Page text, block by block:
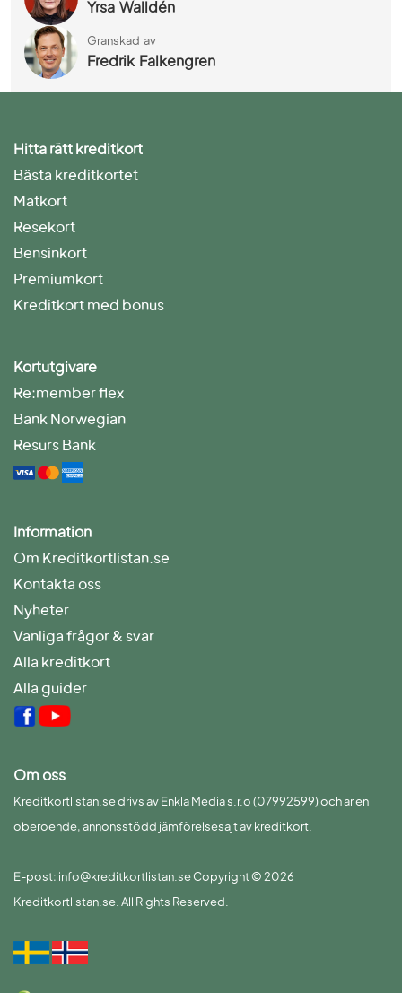
Yrsa Walldén
Granskad av
Fredrik Falkengren
Hitta rätt kreditkort
Bästa kreditkortet
Matkort
Resekort
Bensinkort
Premiumkort
Kreditkort med bonus
Kortutgivare
Re:member flex
Bank Norwegian
Resurs Bank
Information
Om Kreditkortlistan.se
Kontakta oss
Nyheter
Vanliga frågor & svar
Alla kreditkort
Alla guider
Om oss
Kreditkortlistan.se drivs av Enkla Media s.r.o (07992599) och är en
oberoende, annonsstödd jämförelsesajt av kreditkort.
E-post: info@kreditkortlistan.se Copyright © 2026
Kreditkortlistan.se. All Rights Reserved.